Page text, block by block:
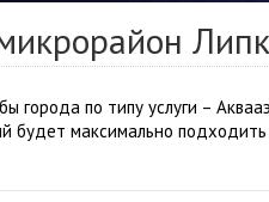
города по типу услуги –
будет максимально